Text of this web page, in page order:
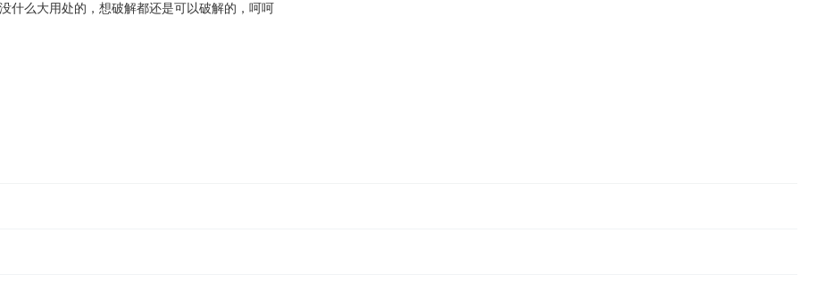
什么大用处的，想破解都还是可以破解的，呵呵